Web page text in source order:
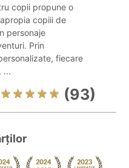
copii propune o
copiii de
personaje
Prin
fiecare
...
(93)